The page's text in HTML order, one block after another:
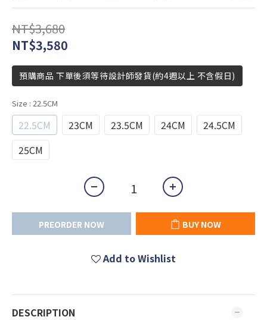
NT$3,680
NT$3,580
預購商品 下單後須等待設計師發貨(約4週以上 不含假日)
Size : 22.5CM
22.5CM 23CM 23.5CM 24CM
24.5CM
25CM
PREORDER NOW BUY NOW
Add to Wishlist
DESCRIPTION